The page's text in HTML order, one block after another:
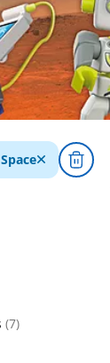
Space
(7)